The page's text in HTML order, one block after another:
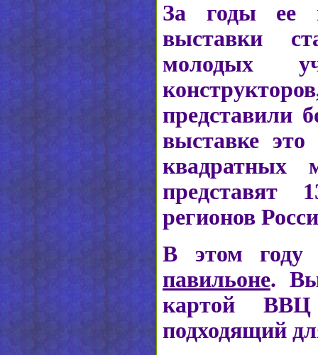
За годы ее
выставки
молодых
представили
выставке
квадратных
представят
регионов
В этом году
павильоне. Вы
картой
подходящий